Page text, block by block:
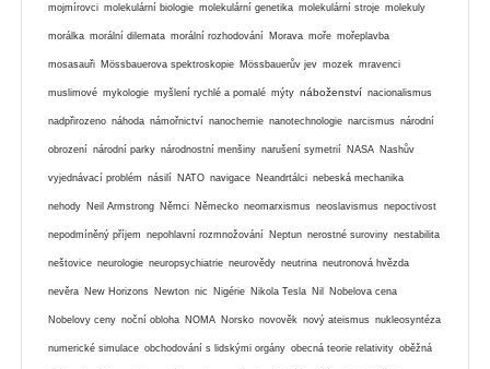
mojmírovci molekulární biologie molekulární genetika molekulární stroje molekuly
morálka morální dilemata morální rozhodování Morava moře mořeplavba
mosasauři Mössbauerova spektroskopie Mössbauerův jev mozek mravenci
muslimové mykologie myšlení rychlé a pomalé mýty náboženství nacionalismus
nadpřirozeno náhoda námořnictví nanochemie nanotechnologie narcismus národní
obrození národní parky národnostní menšiny narušení symetrií NASA Nashův
vyjednávací problém násilí NATO navigace Neandrtálci nebeská mechanika
nehody Neil Armstrong Němci Německo neomarxismus neoslavismus nepoctivost
nepodmíněný příjem nepohlavní rozmnožování Neptun nerostné suroviny nestabilita
neštovice neurologie neuropsychiatrie neurovědy neutrina neutronová hvězda
nevěra New Horizons Newton nic Nigérie Nikola Tesla Nil Nobelova cena
Nobelovy ceny noční obloha NOMA Norsko novověk nový ateismus nukleosyntéza
numerické simulace obchodování s lidskými orgány obecná teorie relativity oběžná